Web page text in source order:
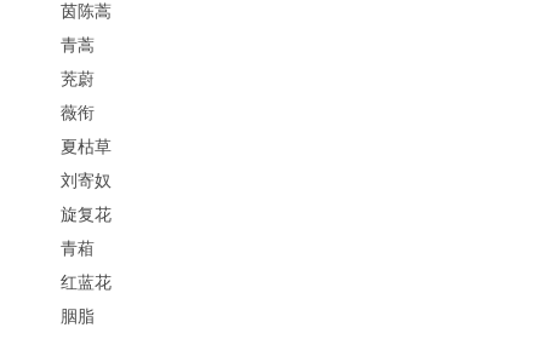
茵陈蒿
青蒿
茺蔚
薇衔
夏枯草
刘寄奴
旋复花
青葙
红蓝花
胭脂